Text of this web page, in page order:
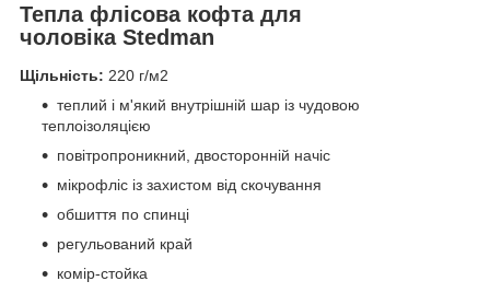
Тепла флісова кофта для
чоловіка Stedman
Щільність: 220 г/м2
теплий і м'який внутрішній шар із чудовою
теплоізоляцією
повітропроникний, двосторонній начіс
мікрофліс із захистом від скочування
обшиття по спинці
регульований край
комір-стойка